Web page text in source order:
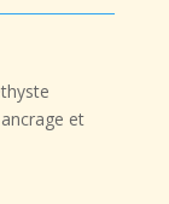
et